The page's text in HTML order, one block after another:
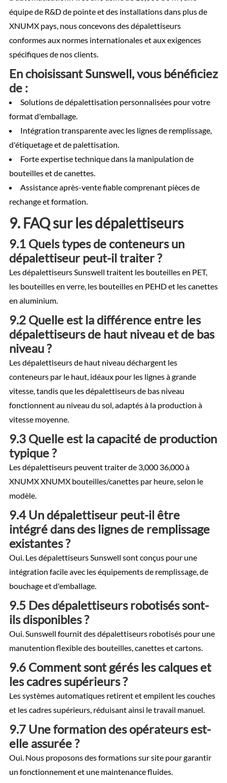
équipe de R&D de pointe et des installations dans plus de
XNUMX pays, nous concevons des dépalettiseurs
conformes aux normes internationales et aux exigences
spécifiques de nos clients.
En choisissant Sunswell, vous bénéficiez
de :
Solutions de dépalettisation personnalisées pour votre
format d'emballage.
Intégration transparente avec les lignes de remplissage,
d'étiquetage et de palettisation.
Forte expertise technique dans la manipulation de
bouteilles et de canettes.
Assistance après-vente fiable comprenant pièces de
rechange et formation.
9. FAQ sur les dépalettiseurs
9.1 Quels types de conteneurs un
dépalettiseur peut-il traiter ?
Les dépalettiseurs Sunswell traitent les bouteilles en PET,
les bouteilles en verre, les bouteilles en PEHD et les canettes
en aluminium.
9.2 Quelle est la différence entre les
dépalettiseurs de haut niveau et de bas
niveau ?
Les dépalettiseurs de haut niveau déchargent les
conteneurs par le haut, idéaux pour les lignes à grande
vitesse, tandis que les dépalettiseurs de bas niveau
fonctionnent au niveau du sol, adaptés à la production à
vitesse moyenne.
9.3 Quelle est la capacité de production
typique ?
Les dépalettiseurs peuvent traiter de 3,000 36,000 à
XNUMX XNUMX bouteilles/canettes par heure, selon le
modèle.
9.4 Un dépalettiseur peut-il être
intégré dans des lignes de remplissage
existantes ?
Oui. Les dépalettiseurs Sunswell sont conçus pour une
intégration facile avec les équipements de remplissage, de
bouchage et d'emballage.
9.5 Des dépalettiseurs robotisés sont-
ils disponibles ?
Oui. Sunswell fournit des dépalettiseurs robotisés pour une
manutention flexible des bouteilles, canettes et cartons.
9.6 Comment sont gérés les calques et
les cadres supérieurs ?
Les systèmes automatiques retirent et empilent les couches
et les cadres supérieurs, réduisant ainsi le travail manuel.
9.7 Une formation des opérateurs est-
elle assurée ?
Oui. Nous proposons des formations sur site pour garantir
un fonctionnement et une maintenance fluides.